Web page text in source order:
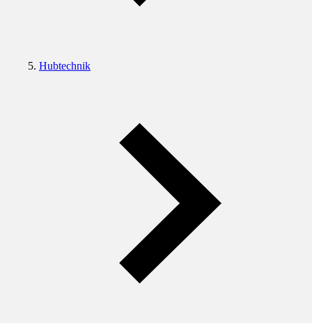
Hubtechnik